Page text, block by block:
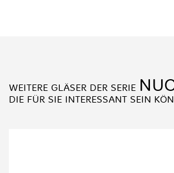
WEITERE GLÄSER DER SERIE
DIE FÜR SIE INTERESSANT SEIN